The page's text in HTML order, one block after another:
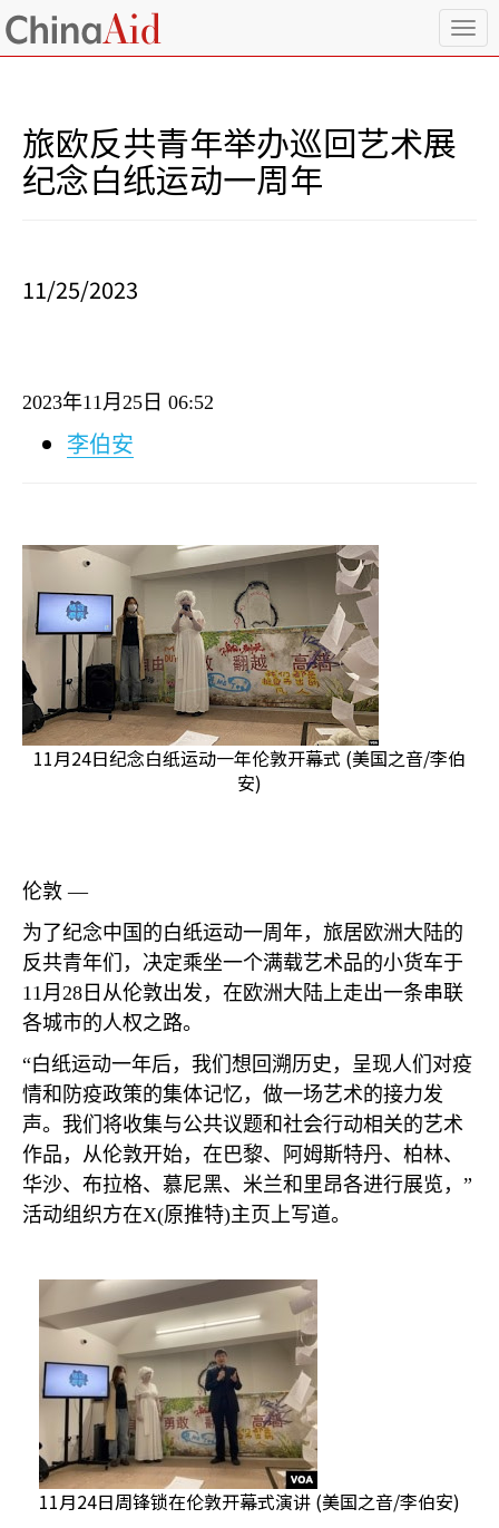
T
o
旅欧反共青年举办巡回艺术展
纪念白纸运动一周年
11/25/2023
2023年11月 25 日 06:52
李伯安
11月24日纪念白纸运动一年伦敦开幕式 (美国之音/李伯
安)
伦敦 —
为了纪念中国的白纸运动一周年，旅居欧洲大陆的
反共青年们，决定乘坐一个满载艺术品的小货车于
11月 28 日从伦敦出发，在欧洲大陆上走出一条串联
各城市的人权之路。
“白纸运动一年后，我们想回溯历史，呈现人们对疫
情和防疫政策的集体记忆，做一场艺术的接力发
声。我们将收集与公共议题和社会行动相关的艺术
作品，从伦敦开始，在巴黎、阿姆斯特丹、柏林、
华沙、布拉格、慕尼黑、米兰和里昂各进行展览，”
活动组织方在X(原推特)主页上写道。
11月24日周锋锁在伦敦开幕式演讲 (美国之音/李伯安)